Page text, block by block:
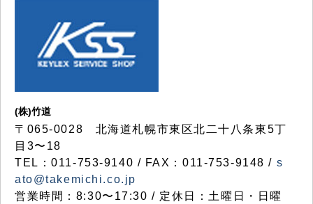
(株)竹道
〒065-0028 北海道札幌市東区北二十八条東5丁
目3〜18
TEL：011-753-9140 / FAX：011-753-9148 / s
ato@takemichi.co.jp
営業時間：8:30〜17:30 / 定休日：土曜日・日曜